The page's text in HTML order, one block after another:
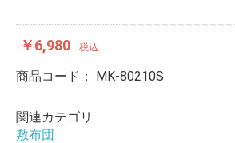
￥6,980 税込
商品コード： MK-80210S
関連カテゴリ
敷布団